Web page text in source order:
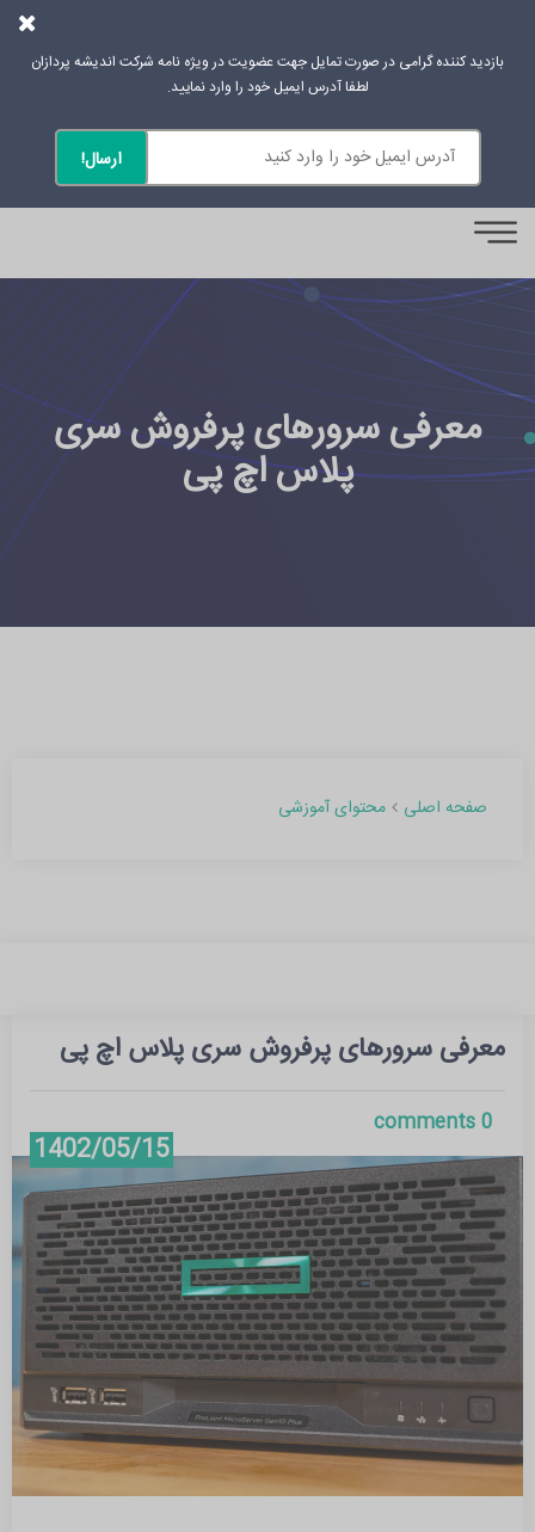
معرفی سرورهای پرفروش سری
پلاس اچ پی
صفحه اصلی محتوای آموزشی
معرفی سرورهای پرفروش سری پلاس اچ پی
0 comments
1402/05/15
بازدید کننده گرامی در صورت تمایل جهت عضویت در ویژه نامه شرکت اندیشه پردازان
لطفا آدرس ایمیل خود را وارد نمایید.